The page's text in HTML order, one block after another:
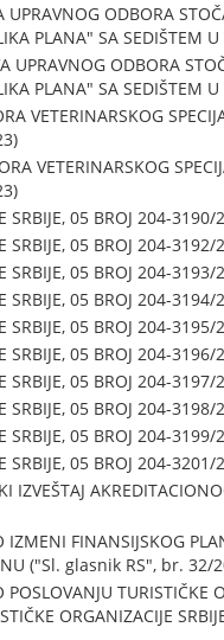
UPRAVNOG ODBORA
PLANA" SA
UPRAVNOG ODBORA
PLANA" SA
VETERINARSKOG
VETERINARSKOG
SRBIJE, 05 BROJ 204-
SRBIJE, 05 BROJ 204-
SRBIJE, 05 BROJ 204-
SRBIJE, 05 BROJ 204-
SRBIJE, 05 BROJ 204-
SRBIJE, 05 BROJ 204-
SRBIJE, 05 BROJ 204-
SRBIJE, 05 BROJ 204-
SRBIJE, 05 BROJ 204-
SRBIJE, 05 BROJ 204-
IZVEŠTAJ
FINANSIJSKOG
("Sl. glasnik RS", br. 32/
ORGANIZACIJE